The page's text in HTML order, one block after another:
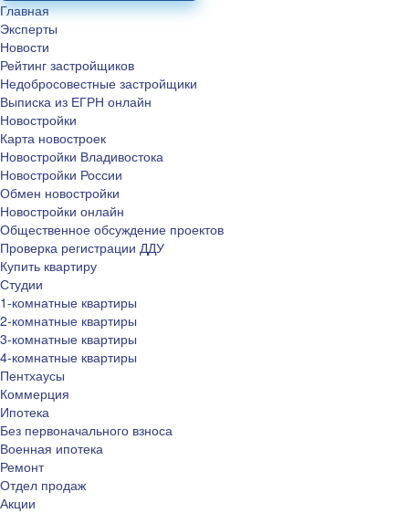
Главная
Эксперты
Новости
Рейтинг застройщиков
Недобросовестные застройщики
Выписка из ЕГРН онлайн
Новостройки
Карта новостроек
Новостройки Владивостока
Новостройки России
Обмен новостройки
Новостройки онлайн
Общественное обсуждение проектов
Проверка регистрации ДДУ
Купить квартиру
Студии
1-комнатные квартиры
2-комнатные квартиры
3-комнатные квартиры
4-комнатные квартиры
Пентхаусы
Коммерция
Ипотека
Без первоначального взноса
Военная ипотека
Ремонт
Отдел продаж
Акции